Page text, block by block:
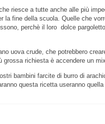
riesce a tutte anche alle più
fine della scuola. Quelle che
perchè il loro dolce
uova crude, che potrebbero
grossa richiesta è accendere un
bambini farcite di burro di
questa ricetta useranno